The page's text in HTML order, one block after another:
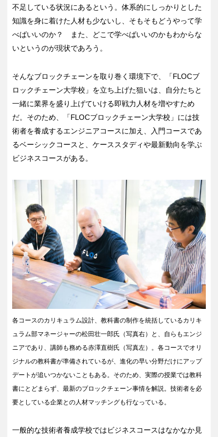
不足している状況にあるという。体系的にしっかりとした
知識を身に着けた人材も少ないし、そもそもどうやって学
べばいいのか？ また、どこで学べばいいのかもわからな
いというのが現状であろう。
そんなブロックチェーンを取り巻く環境下で、「FLOCブ
ロックチェーン大学校」を立ち上げた狙いは、自分たちと
一緒に業界を盛り上げていける即戦力人材を増やすため
だ。そのため、「FLOCブロックチェーン大学校」には技
術者を養成するエンジニアコースに加え、入門コースであ
るベーシックコースと、ケーススタディや最新動向を学ぶ
ビジネスコースがある。
各コースのカリキュラム設計、教科書の制作を統括しているカリキ
ュラム部マネージャーの松田壮一郎氏（写真右）と、自らもエンジ
ニアであり、講師も務める赤澤直樹氏（写真左）。各コースでオリ
ジナルの教科書が準備されているが、進化の早い分野だけにアップ
デートが追いつかないこともある。そのため、実際の授業では教科
書にとどまらず、最新のブロックチェーン事情を解説。技術者を必
要としている企業との人材マッチングも行なっている。
一般的な技術者養成学校ではビジネスコースはなかなか見